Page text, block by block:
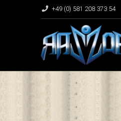
+49 (0) 581 208 373 54